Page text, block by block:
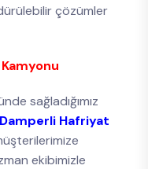
çözümler
sağladığımız
Hafriyat
ekibimizle